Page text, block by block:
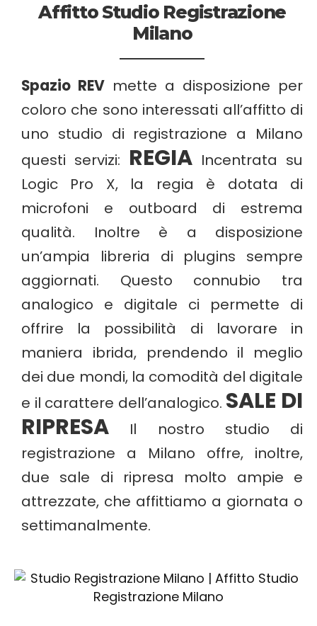
Affitto Studio Registrazione
Milano
Spazio REV mette a disposizione per
coloro che sono interessati all’affitto di
uno studio di registrazione a Milano
questi servizi: REGIA Incentrata su
Logic Pro X, la regia è dotata di
microfoni e outboard di estrema
qualità. Inoltre è a disposizione
un’ampia libreria di plugins sempre
aggiornati. Questo connubio tra
analogico e digitale ci permette di
offrire la possibilità di lavorare in
maniera ibrida, prendendo il meglio
dei due mondi, la comodità del digitale
e il carattere dell’analogico. SALE DI
RIPRESA Il nostro studio di
registrazione a Milano offre, inoltre,
due sale di ripresa molto ampie e
attrezzate, che affittiamo a giornata o
settimanalmente.